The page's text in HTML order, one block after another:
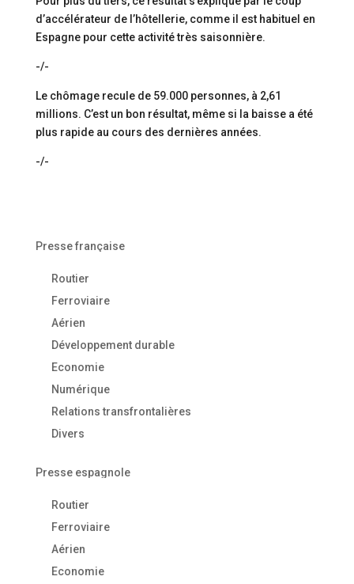
d’accélérateur de l’hôtellerie, comme il est habituel en
Espagne pour cette activité très saisonnière.
-/-
Le chômage recule de 59.000 personnes, à 2,61
millions. C’est un bon résultat, même si la baisse a été
plus rapide au cours des dernières années.
-/-
Presse française
Routier
Ferroviaire
Aérien
Développement durable
Economie
Numérique
Relations transfrontalières
Divers
Presse espagnole
Routier
Ferroviaire
Aérien
Economie